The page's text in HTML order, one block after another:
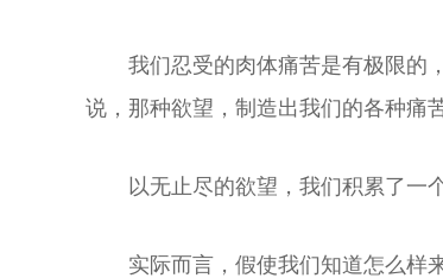
我们忍受的肉体痛苦是有极限的
说，那种欲望，制造出我们的各种痛苦
以无止尽的欲望，我们积累了一
实际而言，假使我们知道怎么样